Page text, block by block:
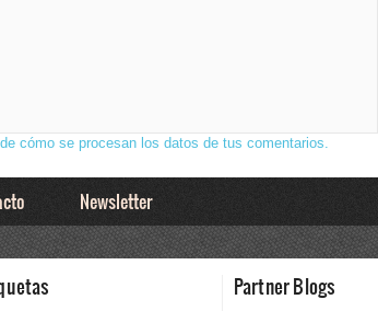
cómo se procesan los datos de tus comentarios.
Newsletter
Partner Blogs